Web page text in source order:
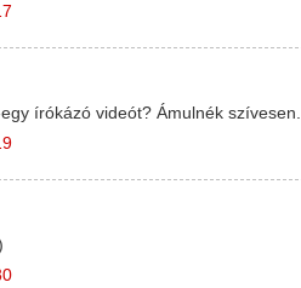
írókázó videót? Ámulnék szívesen.